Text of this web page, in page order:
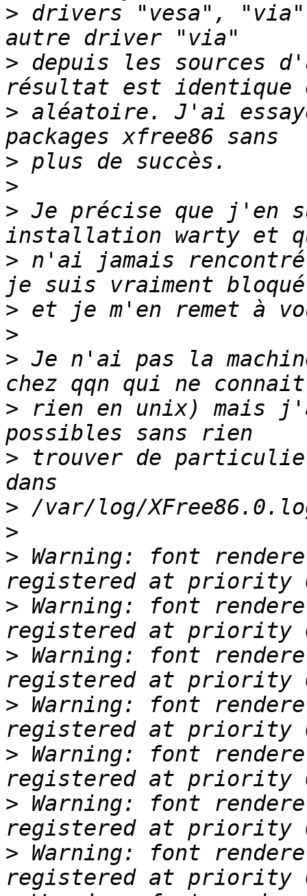
> drivers "vesa", "via"
> depuis les sources
> aléatoire. J'ai
>
>
> Je précise que j'en
> n'ai jamais
>
>
> Je n'ai pas la
> rien en unix) mais
> trouver de
>
>
> Warning: font
> Warning: font
> Warning: font
> Warning: font
> Warning: font
> Warning: font
> Warning: font